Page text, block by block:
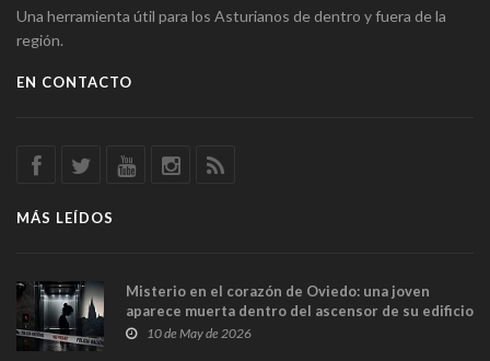
Una herramienta útil para los Asturianos de dentro y fuera de la
región.
EN CONTACTO
MÁS LEÍDOS
Misterio en el corazón de Oviedo: una joven
aparece muerta dentro del ascensor de su edificio
y las cámaras captan sus últimos minutos
10 de May de 2026